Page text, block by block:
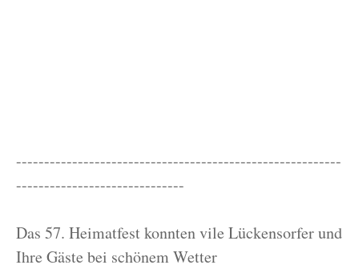
----------------------------------------------------------
------------------------------
Das 57. Heimatfest konnten vile Lückensorfer und
Ihre Gäste bei schönem Wetter